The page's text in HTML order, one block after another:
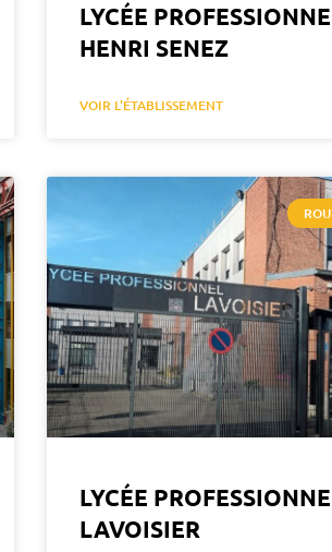
LYCÉE
HENRI SENEZ
VOIR L'ÉTABLISSEMENT
LYCÉE
LAVOISIER